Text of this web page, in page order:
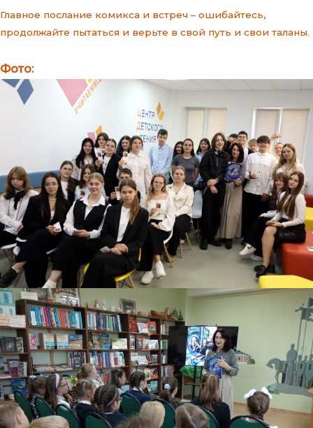
Главное послание комикса и встреч – ошибайтесь,
продолжайте пытаться и верьте в свой путь и свои таланы.
Фото: